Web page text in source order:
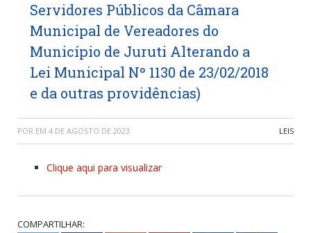
Servidores Públicos da Câmara
Municipal de Vereadores do
Município de Juruti Alterando a
Lei Municipal Nº 1130 de 23/02/2018
e da outras providências)
POR EM 4 DE AGOSTO DE 2023 LEIS
Clique aqui para visualizar
COMPARTILHAR: